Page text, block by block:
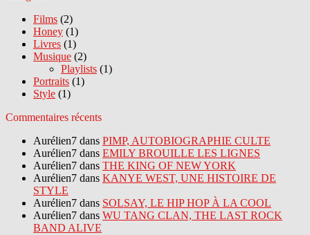
Films (2)
Honey (1)
Livres (1)
Musique (2)
Playlists (1)
Portraits (1)
Style (1)
Commentaires récents
Aurélien7 dans PIMP, AUTOBIOGRAPHIE CULTE
Aurélien7 dans EMILY BROUILLE LES LIGNES
Aurélien7 dans THE KING OF NEW YORK
Aurélien7 dans KANYE WEST, UNE HISTOIRE DE
STYLE
Aurélien7 dans SOLSAY, LE HIP HOP À LA COOL
Aurélien7 dans WU TANG CLAN, THE LAST ROCK
BAND ALIVE